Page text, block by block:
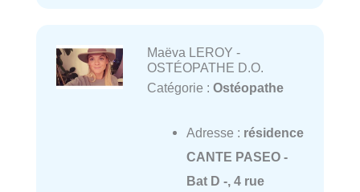
Maëva LEROY -
OSTÉOPATHE D.O.
Catégorie : Ostéopathe
Adresse : résidence
CANTE PASEO -
Bat D -, 4 rue